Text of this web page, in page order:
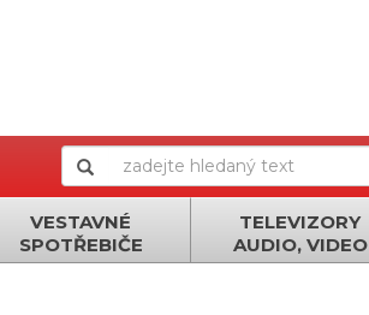
VESTAVNÉ
SPOTŘEBIČE
TELEVIZORY
AUDIO, VIDEO